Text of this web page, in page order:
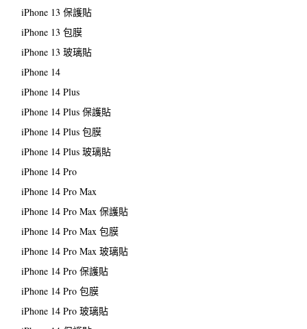
iPhone 13 保護貼
iPhone 13 包膜
iPhone 13 玻璃貼
iPhone 14
iPhone 14 Plus
iPhone 14 Plus 保護貼
iPhone 14 Plus 包膜
iPhone 14 Plus 玻璃貼
iPhone 14 Pro
iPhone 14 Pro Max
iPhone 14 Pro Max 保護貼
iPhone 14 Pro Max 包膜
iPhone 14 Pro Max 玻璃貼
iPhone 14 Pro 保護貼
iPhone 14 Pro 包膜
iPhone 14 Pro 玻璃貼